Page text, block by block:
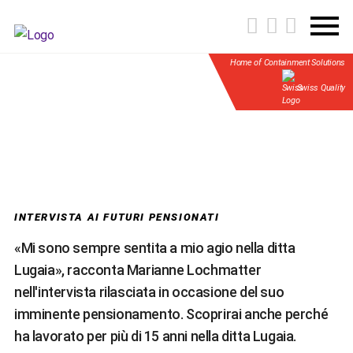
Home of Containment Solutions
Swiss Quality
INTERVISTA AI FUTURI PENSIONATI
«Mi sono sempre sentita a mio agio nella ditta
Lugaia», racconta Marianne Lochmatter
nell'intervista rilasciata in occasione del suo
imminente pensionamento. Scoprirai anche perché
ha lavorato per più di 15 anni nella ditta Lugaia.